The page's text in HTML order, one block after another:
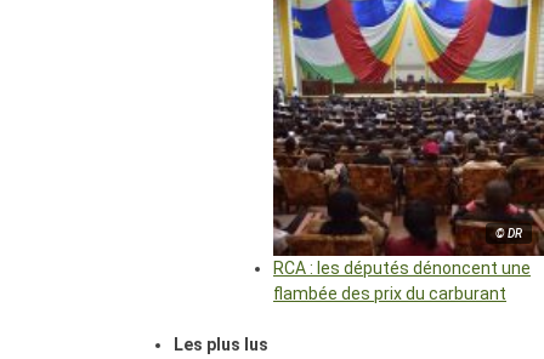
© DR
RCA : les députés dénoncent une
flambée des prix du carburant
Les plus lus